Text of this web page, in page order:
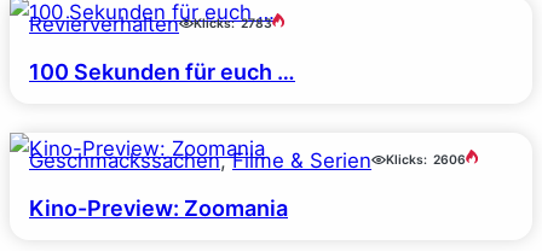
Revierverhalten Klicks: 2783
100 Sekunden für euch …
Geschmackssachen, Filme & Serien Klicks: 2606
Kino-Preview: Zoomania